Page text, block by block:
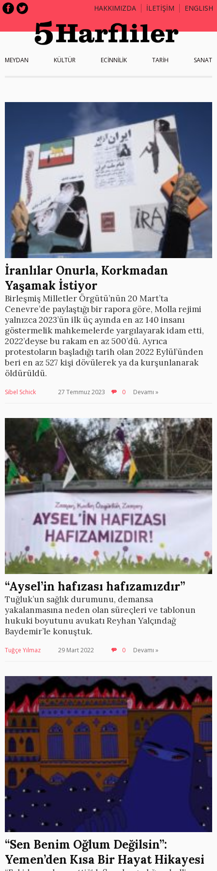
HAKKIMIZDA İLETİŞİM ENGLISH
MEYDAN KÜLTÜR ECİNNİLİK TARİH SANAT
İranlılar Onurla, Korkmadan
Yaşamak İstiyor
Birleşmiş Milletler Örgütü’nün 20 Mart’ta
Cenevre’de paylaştığı bir rapora göre, Molla rejimi
yalnızca 2023’ün ilk üç ayında en az 140 insanı
göstermelik mahkemelerde yargılayarak idam etti,
2022’deyse bu rakam en az 500’dü. Ayrıca
protestoların başladığı tarih olan 2022 Eylül’ünden
beri en az 527 kişi dövülerek ya da kurşunlanarak
öldürüldü.
Sibel Schick 27 Temmuz 2023 0 Devamı »
“Aysel’in hafızası hafızamızdır”
Tuğluk’un sağlık durumunu, demansa
yakalanmasına neden olan süreçleri ve tablonun
hukuki boyutunu avukatı Reyhan Yalçındağ
Baydemir’le konuştuk.
Tuğçe Yılmaz 29 Mart 2022 0 Devamı »
“Sen Benim Oğlum Değilsin”:
Yemen’den Kısa Bir Hayat Hikayesi